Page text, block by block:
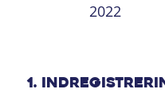
2022
1.